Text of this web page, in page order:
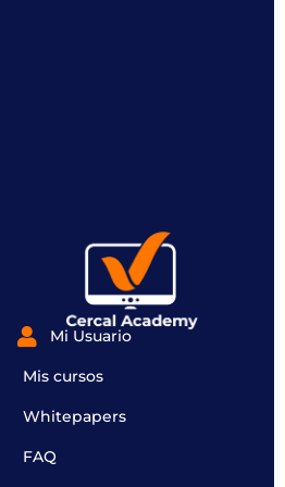
Mi Usuario
Mis cursos
Whitepapers
FAQ